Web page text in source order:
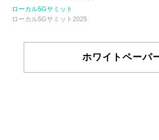
ローカル5Gサミット
ローカル5Gサミット2025
ホワイトペーパ